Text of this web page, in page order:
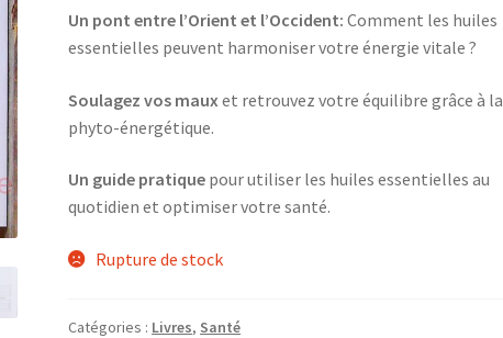
Un pont entre l’Orient et l’Occident: Comment les huiles
essentielles peuvent harmoniser votre énergie vitale ?
Soulagez vos maux et retrouvez votre équilibre grâce à la
phyto-énergétique.
Un guide pratique pour utiliser les huiles essentielles au
quotidien et optimiser votre santé.
Rupture de stock
Catégories : Livres, Santé